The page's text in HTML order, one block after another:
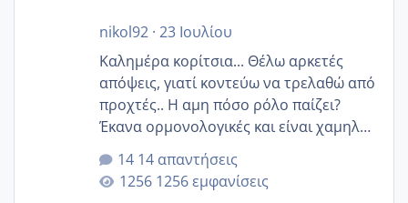
nikol92· 23 Ιουλίου
Καλημέρα κορίτσια... Θέλω αρκετές
απόψεις, γιατί κοντεύω να τρελαθώ από
προχτές.. Η αμη πόσο ρόλο παίζει?
Έκανα ορμονολογικές και είναι χαμηλή
για την ηλικία μου.. Είχα ήδη μια
εγκυμοσύνη, που έπρεπε να τερματιστεί
στην 27η εβδομάδα και προσπαθώ 7
14 απαντήσεις
1256 εμφανίσεις